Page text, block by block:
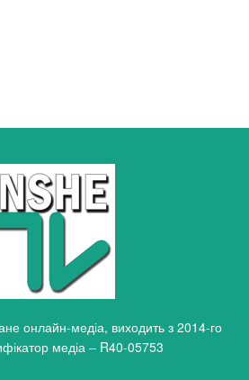
онлайн-медіа, виходить з 2014-го
медіа – R40-05753